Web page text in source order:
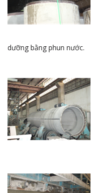
dưỡng bằng phun nước.